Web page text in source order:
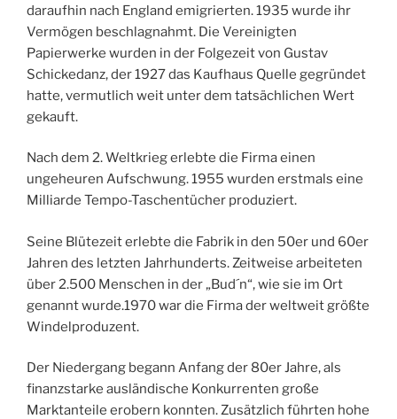
daraufhin nach England emigrierten. 1935 wurde ihr
Vermögen beschlagnahmt. Die Vereinigten
Papierwerke wurden in der Folgezeit von Gustav
Schickedanz, der 1927 das Kaufhaus Quelle gegründet
hatte, vermutlich weit unter dem tatsächlichen Wert
gekauft.
Nach dem 2. Weltkrieg erlebte die Firma einen
ungeheuren Aufschwung. 1955 wurden erstmals eine
Milliarde Tempo-Taschentücher produziert.
Seine Blütezeit erlebte die Fabrik in den 50er und 60er
Jahren des letzten Jahrhunderts. Zeitweise arbeiteten
über 2.500 Menschen in der „Bud´n“, wie sie im Ort
genannt wurde.1970 war die Firma der weltweit größte
Windelproduzent.
Der Niedergang begann Anfang der 80er Jahre, als
finanzstarke ausländische Konkurrenten große
Marktanteile erobern konnten. Zusätzlich führten hohe